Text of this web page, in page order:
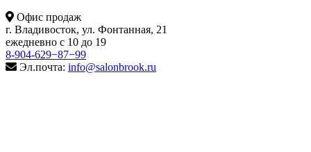
Офис продаж
г. Владивосток, ул. Фонтанная, 21
ежедневно с 10 до 19
8-904-629−87−99
Эл.почта: info@salonbrook.ru